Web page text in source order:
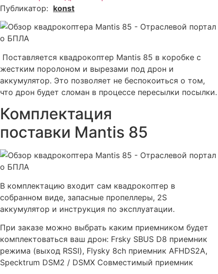
Публикатор: konst
Поставляется квадрокоптер Mantis 85 в коробке с
жестким поролоном и вырезами под дрон и
аккумулятор. Это позволяет не беспокоиться о том,
что дрон будет сломан в процессе пересылки посылки.
Комплектация
поставки Mantis 85
В комплектацию входит сам квадрокоптер в
собранном виде, запасные пропеллеры, 2S
аккумулятор и инструкция по эксплуатации.
При заказе можно выбрать каким приемником будет
комплектоваться ваш дрон: Frsky SBUS D8 приемник
режима (выход RSSI), Flysky 8ch приемник AFHDS2A,
Specktrum DSM2 / DSMX Совместимый приемник